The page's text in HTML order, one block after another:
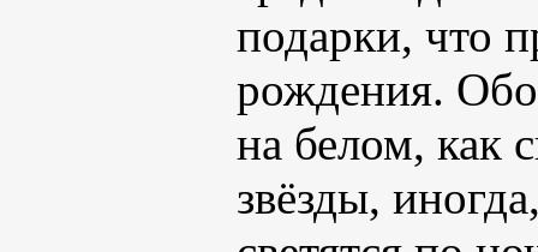
подарки, что
рождения.
на белом, как
звёзды,